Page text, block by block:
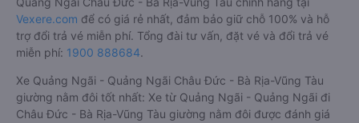
Vexere.com để có giá rẻ nhất, đảm bảo giữ chỗ 100% và hỗ
trợ đổi trả vé miễn phí. Tổng đài tư vấn, đặt vé và đổi trả vé
miễn phí: 1900 888684.
Xe Quảng Ngãi - Quảng Ngãi Châu Đức - Bà Rịa-Vũng Tàu
giường nằm đôi tốt nhất: Xe từ Quảng Ngãi - Quảng Ngãi đi
Châu Đức - Bà Rịa-Vũng Tàu giường nằm đôi được đánh giá